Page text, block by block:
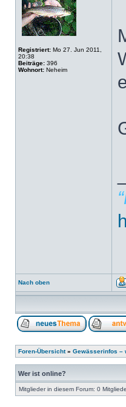
Registriert: Mo 27. Jun 2011,
20:38
Beiträge: 396
Wohnort: Neheim
Nach oben
Foren-Übersicht» Gewässerinfos –
Wer ist online?
Mitglieder in diesem Forum: 0